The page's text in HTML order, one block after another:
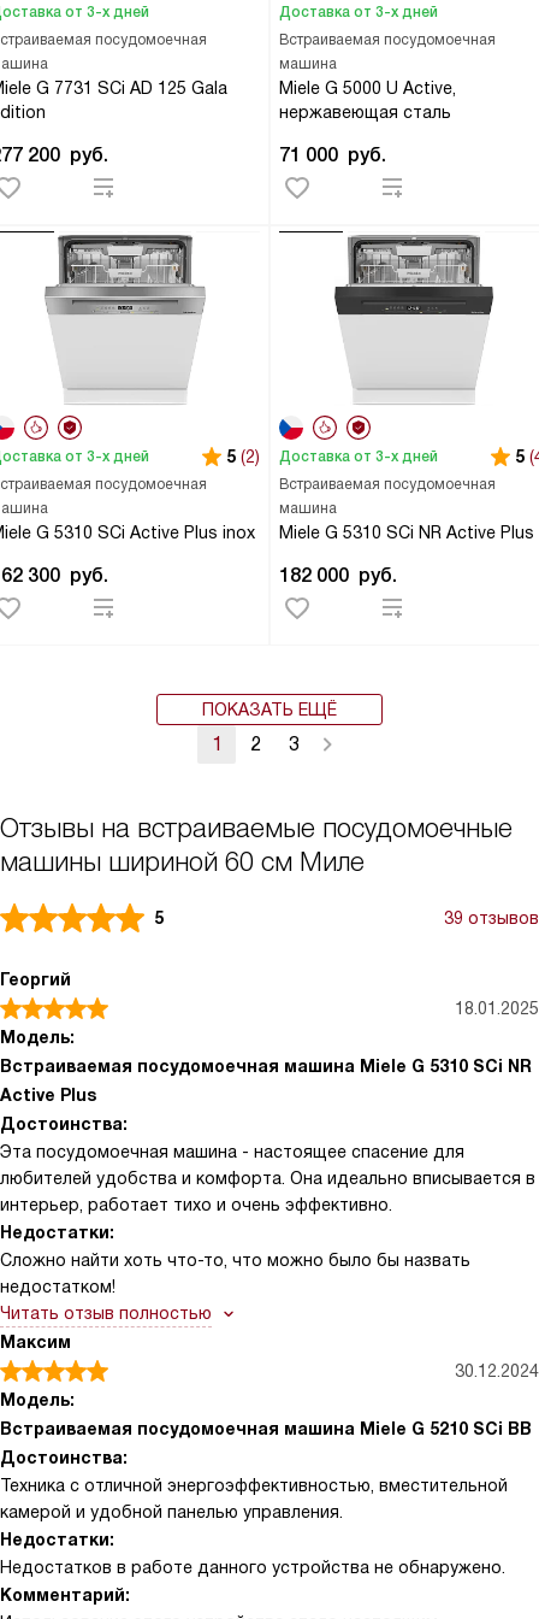
посудомоечная
G 7731 SCi AD 125 Gala
от 3-х дней
200 руб.
Встраиваемая посудомоечная
машина
Miele G 5000 U Active,
нержавеющая сталь
Доставка от 3-х дней
71 000 руб.
посудомоечная
G 5310 SCi Active Plus inox
от 3-х дней 5 (2)
300 руб.
Встраиваемая посудомоечная
машина
Miele G 5310 SCi NR Active Plus
Доставка от 3-х дней 5
182 000 руб.
ПОКАЗАТЬ ЕЩЁ
1 2 3
Отзывы на встраиваемые посудомоечные
машины шириной 60 см Миле
5 39 отзывов
Георгий
18.01.2025
Модель:
Встраиваемая посудомоечная машина Miele G 5310 SCi NR
Active Plus
Достоинства:
Эта посудомоечная машина - настоящее спасение для
любителей удобства и комфорта. Она идеально вписывается в
интерьер, работает тихо и очень эффективно.
Недостатки:
Сложно найти хоть что-то, что можно было бы назвать
недостатком!
Читать отзыв полностью
Максим
30.12.2024
Модель:
Встраиваемая посудомоечная машина Miele G 5210 SCi BB
Достоинства:
Техника с отличной энергоэффективностью, вместительной
камерой и удобной панелью управления.
Недостатки:
Недостатков в работе данного устройства не обнаружено.
Комментарий: